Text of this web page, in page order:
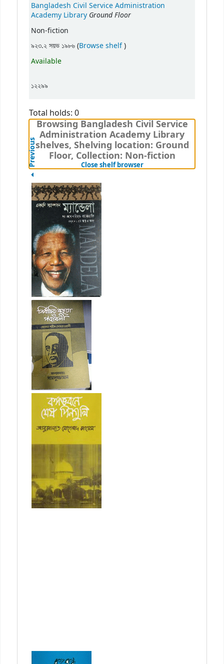
Bangladesh Civil Service Administration
Academy Library Ground Floor
Non-fiction
৯২৩.২ সয়ভ ১৯৮৬ (Browse shelf(Opens below)
)
Available
১২২৯৯
Total holds: 0
Browsing Bangladesh Civil Service
Administration Academy Library
shelves, Shelving location: Ground
Floor, Collection: Non-fiction
Close shelf browser(Hides shelf browser)
Previous